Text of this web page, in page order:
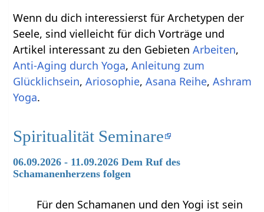
Wenn du dich interessierst für Archetypen der
Seele, sind vielleicht für dich Vorträge und
Artikel interessant zu den GebietenArbeiten,
Anti-Aging durch Yoga,Anleitung zum
Glücklichsein,Ariosophie,Asana Reihe,Ashram
Yoga.
Spiritualität Seminare
06.09.2026 - 11.09.2026 Dem Ruf des
Schamanenherzens folgen
Für den Schamanen und den Yogi ist sein